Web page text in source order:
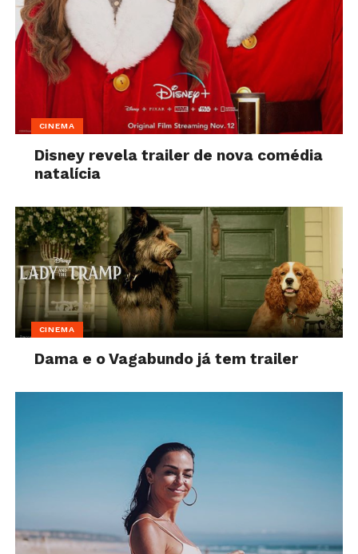
CINEMA
Disney revela trailer de nova comédia
natalícia
CINEMA
Dama e o Vagabundo já tem trailer